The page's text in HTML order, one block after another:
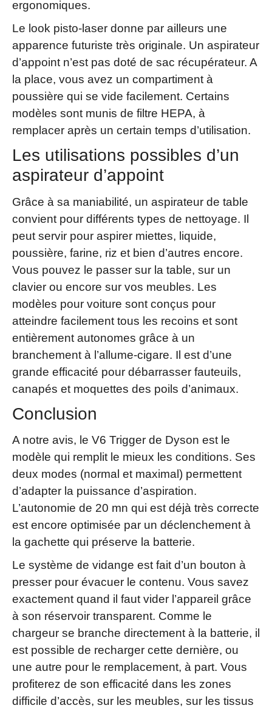
ergonomiques.
Le look pisto-laser donne par ailleurs une
apparence futuriste très originale. Un aspirateur
d’appoint n’est pas doté de sac récupérateur. A
la place, vous avez un compartiment à
poussière qui se vide facilement. Certains
modèles sont munis de filtre HEPA, à
remplacer après un certain temps d’utilisation.
Les utilisations possibles d’un
aspirateur d’appoint
Grâce à sa maniabilité, un aspirateur de table
convient pour différents types de nettoyage. Il
peut servir pour aspirer miettes, liquide,
poussière, farine, riz et bien d’autres encore.
Vous pouvez le passer sur la table, sur un
clavier ou encore sur vos meubles. Les
modèles pour voiture sont conçus pour
atteindre facilement tous les recoins et sont
entièrement autonomes grâce à un
branchement à l’allume-cigare. Il est d’une
grande efficacité pour débarrasser fauteuils,
canapés et moquettes des poils d’animaux.
Conclusion
A notre avis, le V6 Trigger de Dyson est le
modèle qui remplit le mieux les conditions. Ses
deux modes (normal et maximal) permettent
d’adapter la puissance d’aspiration.
L’autonomie de 20 mn qui est déjà très correcte
est encore optimisée par un déclenchement à
la gachette qui préserve la batterie.
Le système de vidange est fait d’un bouton à
presser pour évacuer le contenu. Vous savez
exactement quand il faut vider l’appareil grâce
à son réservoir transparent. Comme le
chargeur se branche directement à la batterie, il
est possible de recharger cette dernière, ou
une autre pour le remplacement, à part. Vous
profiterez de son efficacité dans les zones
difficile d’accès, sur les meubles, sur les tissus